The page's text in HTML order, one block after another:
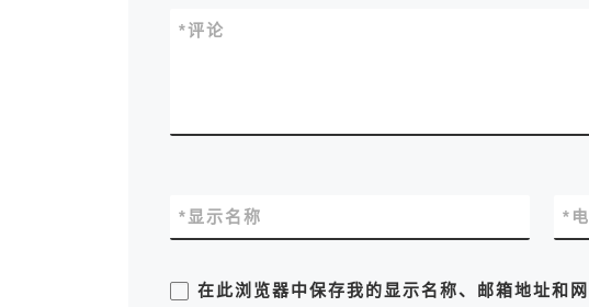
评论
*
显示名称
* *
在此浏览器中保存我的显示名称、邮箱地址和